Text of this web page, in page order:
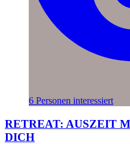
6 Personen interessiert
RETREAT: AUSZEIT
DICH